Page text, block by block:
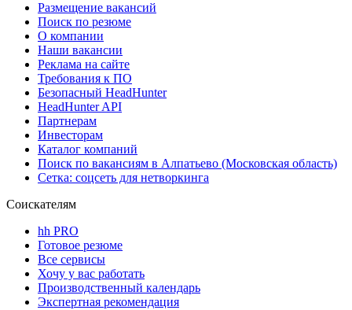
Размещение вакансий
Поиск по резюме
О компании
Наши вакансии
Реклама на сайте
Требования к ПО
Безопасный HeadHunter
HeadHunter API
Партнерам
Инвесторам
Каталог компаний
Поиск по вакансиям в Алпатьево (Московская область)
Сетка: соцсеть для нетворкинга
Соискателям
hh PRO
Готовое резюме
Все сервисы
Хочу у вас работать
Производственный календарь
Экспертная рекомендация